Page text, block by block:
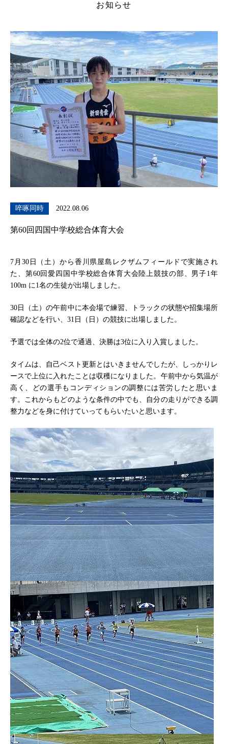
お知らせ
啐啄同時 2022.08.06
第60回四国中学校総合体育大会
7月30日（土）から香川県屋島レクザムフィールドで実施され
た、第60回愛四国中学校総合体育大会陸上競技の部、男子1年
100m に1名の生徒が出場しました。
30日（土）の午前中に本会場で練習、トラックの状態や招集場所
確認などを行い、31日（日）の競技に出場しました。
予選では全体の2位で通過、決勝は3位に入り入賞しました。
タイムは、自己ベスト更新とはいきませんでしたが、しっかりレ
ースで上位に入れたことは収穫になりました。午前中から気温が
高く、どの選手もコンディションの調整には苦労したと思いま
す。これからもどのような条件の中でも、自分の走りができる調
整力などを身に付けていってもらいたいと思います。